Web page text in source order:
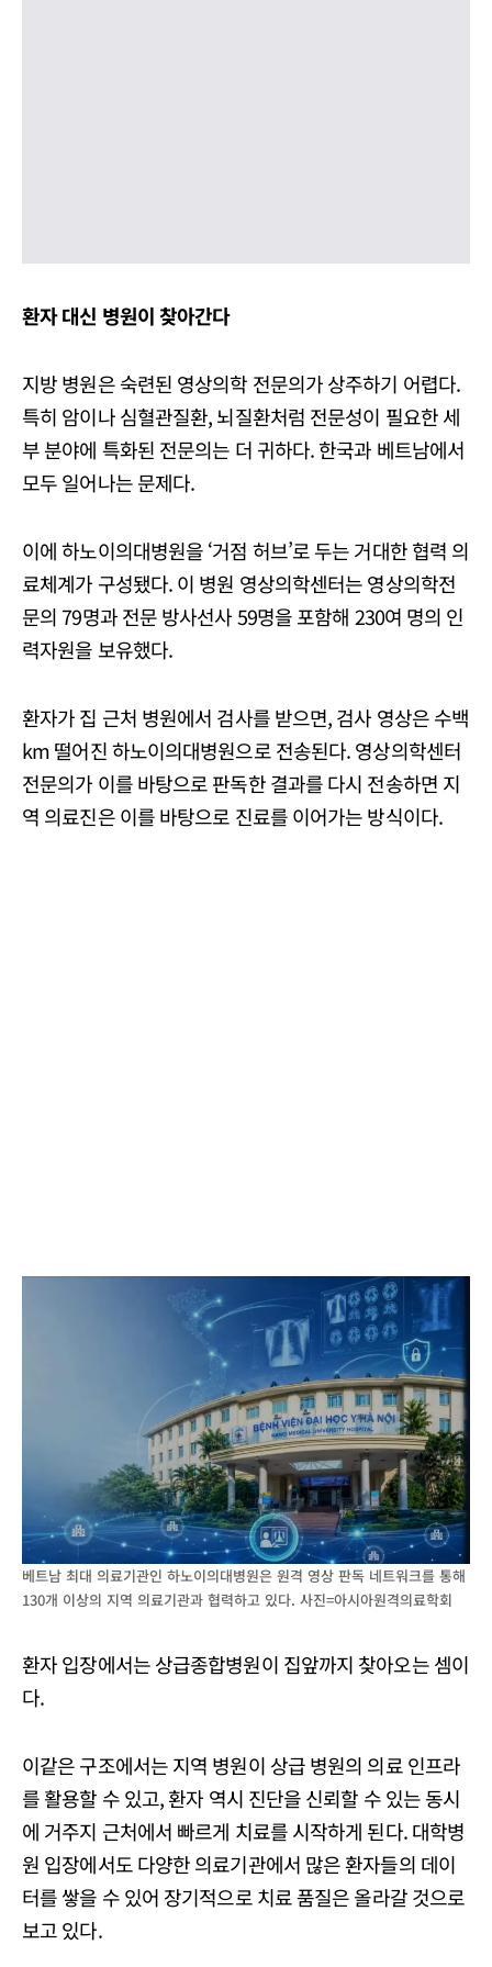
환자 대신 병원이 찾아간다
지방 병원은 숙련된 영상의학 전문의가 상주하기 어렵다.
특히 암이나 심혈관질환, 뇌질환처럼 전문성이 필요한 세
부 분야에 특화된 전문의는 더 귀하다. 한국과 베트남에서
모두 일어나는 문제다.
이에 하노이의대병원을 ‘거점 허브’로 두는 거대한 협력 의
료체계가 구성됐다. 이 병원 영상의학센터는 영상의학전
문의 79명과 전문 방사선사 59명을 포함해 230여 명의 인
력자원을 보유했다.
환자가 집 근처 병원에서 검사를 받으면, 검사 영상은 수백
km 떨어진 하노이의대병원으로 전송된다. 영상의학센터
전문의가 이를 바탕으로 판독한 결과를 다시 전송하면 지
역 의료진은 이를 바탕으로 진료를 이어가는 방식이다.
베트남 최대 의료기관인 하노이의대병원은 원격 영상 판독 네트워크를 통해
130개 이상의 지역 의료기관과 협력하고 있다. 사진=아시아원격의료학회
환자 입장에서는 상급종합병원이 집앞까지 찾아오는 셈이
다.
이같은 구조에서는 지역 병원이 상급 병원의 의료 인프라
를 활용할 수 있고, 환자 역시 진단을 신뢰할 수 있는 동시
에 거주지 근처에서 빠르게 치료를 시작하게 된다. 대학병
원 입장에서도 다양한 의료기관에서 많은 환자들의 데이
터를 쌓을 수 있어 장기적으로 치료 품질은 올라갈 것으로
보고 있다.